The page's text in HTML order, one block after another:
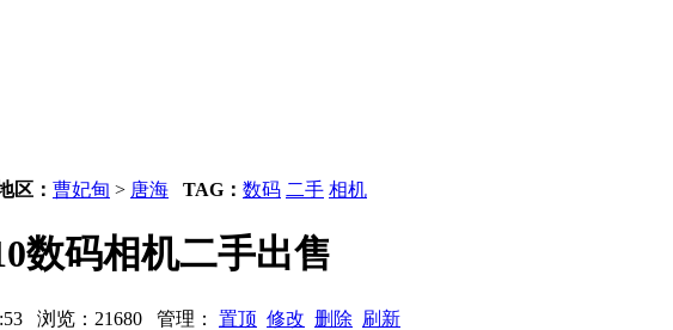
区： 曹妃甸 > 唐海 TAG： 数码 二手 相机
数码相机二手出售
浏览：21680 管理： 置顶 修改 删除 刷新